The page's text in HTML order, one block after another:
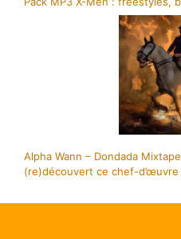
Alpha Wann – Dondada
(re)découvert ce chef-d’œuvre